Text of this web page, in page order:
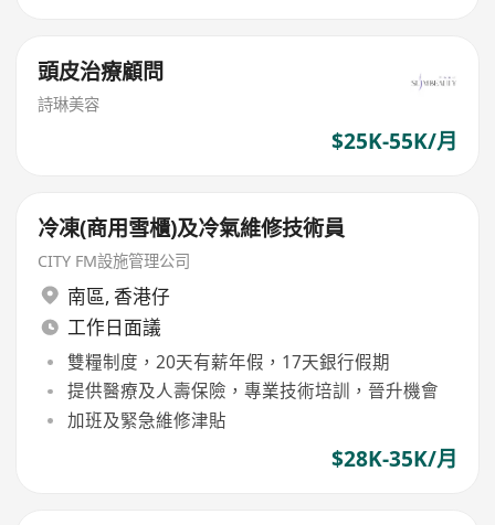
頭皮治療顧問
詩琳美容
$25K-55K/月
冷凍(商用雪櫃)及冷氣維修技術員
CITY FM設施管理公司
南區, 香港仔
工作日面議
雙糧制度，20天有薪年假，17天銀行假期
提供醫療及人壽保險，專業技術培訓，晉升機會
加班及緊急維修津貼
$28K-35K/月